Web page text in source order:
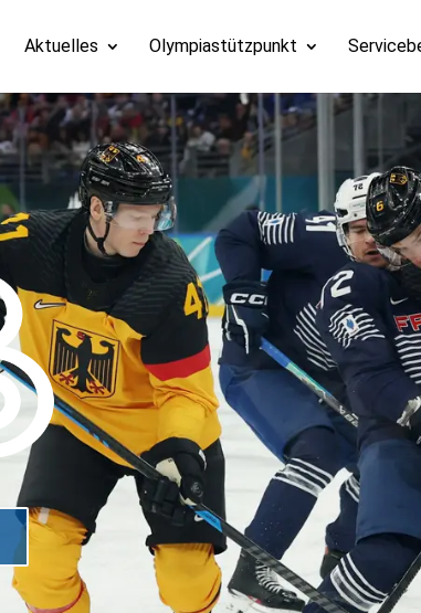
Aktuelles Olympiastützpunkt